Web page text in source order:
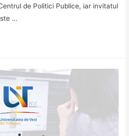
de Politici Publice, iar invitatul
…